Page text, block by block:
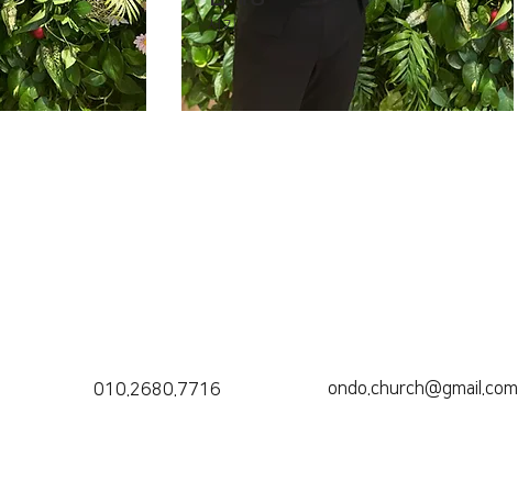
​서기
010.2680.7716 ondo.church@gmail.com